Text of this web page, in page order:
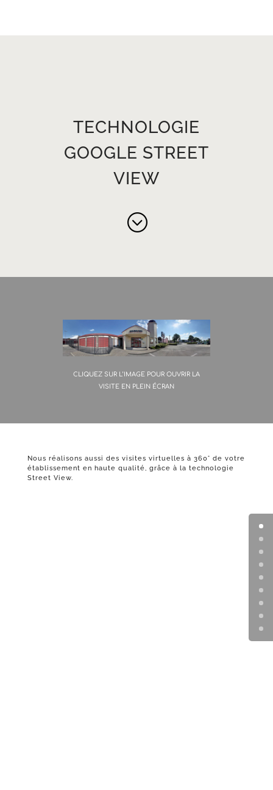
TECHNOLOGIE
GOOGLE STREET
VIEW
;
CLIQUEZ SUR L’IMAGE POUR OUVRIR LA
VISITE EN PLEIN ÉCRAN
Nous réalisons aussi des visites virtuelles à 360° de votre
établissement en haute qualité, grâce à la technologie
Street View.